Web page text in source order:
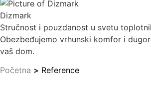
Dizmark
Stručnost i pouzdanost u svetu
Obezbeđujemo vrhunski komfor i
vaš dom.
Početna > Reference